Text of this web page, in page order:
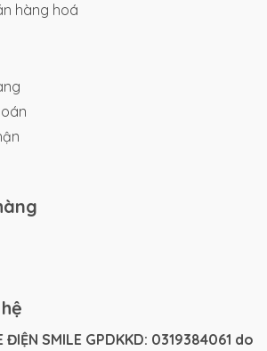
hàng hoá
ĐIỆN SMILE GPDKKD: 0319384061 do